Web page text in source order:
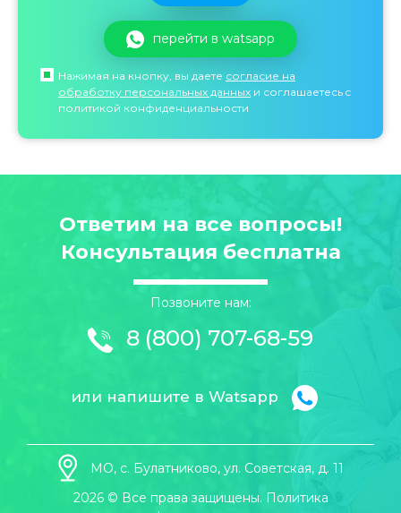
перейти в watsapp
Нажимая на кнопку, вы даете согласие на
обработку персональных данных и соглашаетесь c
политикой конфиденциальности
Ответим на все вопросы!
Консультация бесплатна
Позвоните нам:
8 (800) 707-68-59
или напишите в Watsapp
МО, с. Булатниково, ул. Советская, д. 11
2026 © Все права защищены. Политика